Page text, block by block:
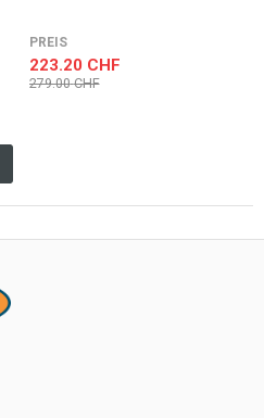
PREIS
223.20 CHF
279.00 CHF